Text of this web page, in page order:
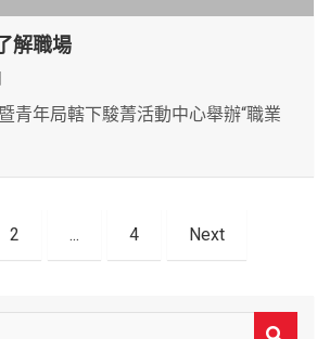
解職場
青年局轄下駿菁活動中心舉辦“職業
2 ... 4 Next